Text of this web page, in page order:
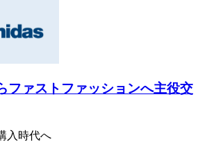
ファストファッションへ主役交
入時代へ